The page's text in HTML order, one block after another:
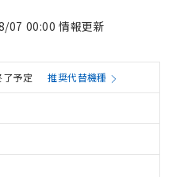
07 00:00 情報更新
了予定 推奨代替機種